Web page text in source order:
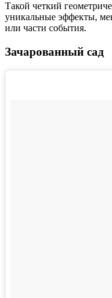
Такой четкий
уникальные эффекты,
или части события.
Зачарованный сад